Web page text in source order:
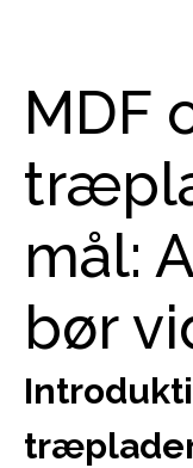
MDF
mål:
bør